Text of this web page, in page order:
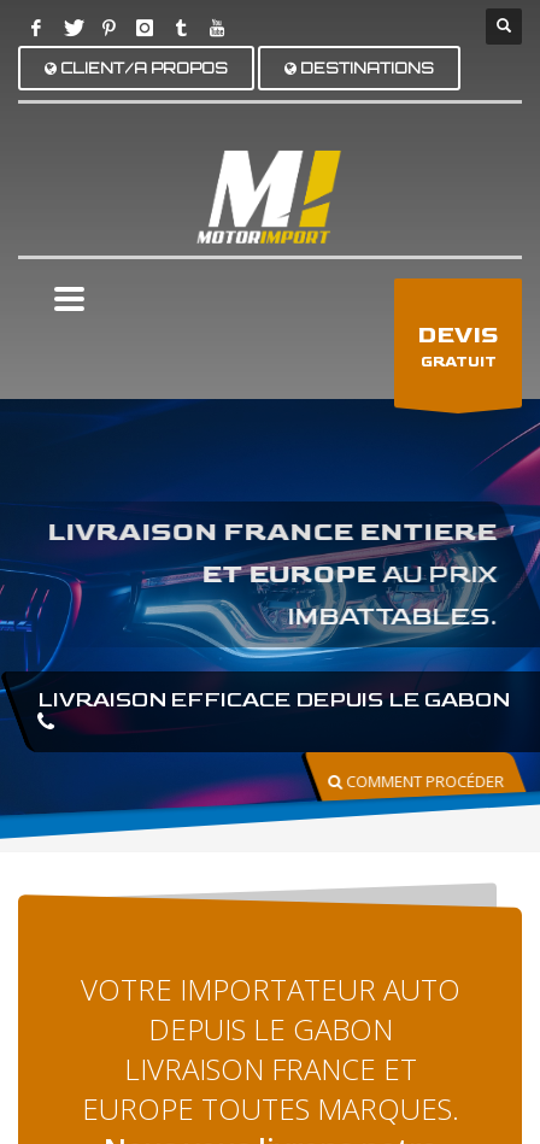
CLIENT/A PROPOS DESTINATIONS
DEVIS
GRATUIT
LIVRAISON FRANCE ENTIERE
ET EUROPEAU PRIX
IMBATTABLES.
LIVRAISON EFFICACE DEPUIS LE GABON
COMMENT PROCÉDER
VOTRE IMPORTATEUR AUTO
DEPUIS LE GABON
LIVRAISON FRANCE ET
EUROPE TOUTES MARQUES.